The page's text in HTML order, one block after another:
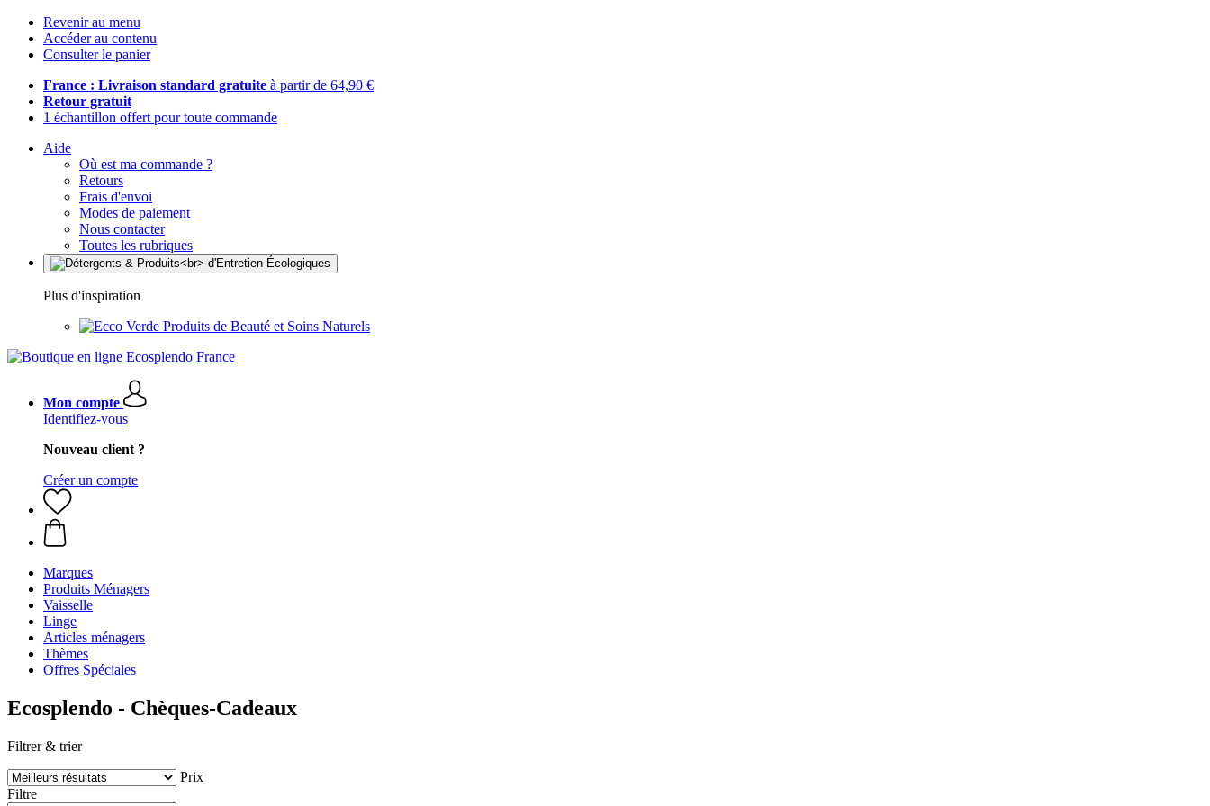
Revenir au menu
Accéder au contenu
Consulter le panier
France : Livraison standard gratuite à partir de 64,90 €
Retour gratuit
1 échantillon offert pour toute commande
Aide
Où est ma commande ?
Retours
Frais d'envoi
Modes de paiement
Nous contacter
Toutes les rubriques
Plus d'inspiration
Produits de Beauté et Soins Naturels
Mon compte
Identifiez-vous
Nouveau client ?
Créer un compte
Marques
Produits Ménagers
Vaisselle
Linge
Articles ménagers
Thèmes
Offres Spéciales
Ecosplendo - Chèques-Cadeaux
Filtrer & trier
Prix
Filtre